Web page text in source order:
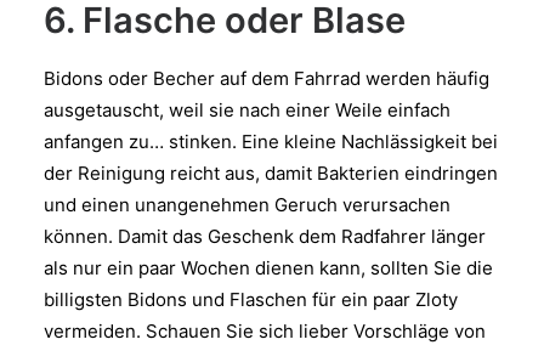
6. Flasche oder Blase
Bidons oder Becher auf dem Fahrrad werden häufig
ausgetauscht, weil sie nach einer Weile einfach
anfangen zu… stinken. Eine kleine Nachlässigkeit bei
der Reinigung reicht aus, damit Bakterien eindringen
und einen unangenehmen Geruch verursachen
können. Damit das Geschenk dem Radfahrer länger
als nur ein paar Wochen dienen kann, sollten Sie die
billigsten Bidons und Flaschen für ein paar Zloty
vermeiden. Schauen Sie sich lieber Vorschläge von